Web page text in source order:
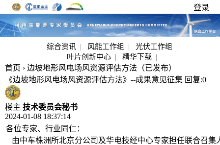
登录
综合资讯 | 风能工作组 | 光伏工作组
|
叶片创新中心 | 精华下载 |
首页 › 边坡地形风电场风资源评估方法（已发布）
《边坡地形风电场风资源评估方法》--成果意见征集 回复:0
楼主 技术委员会秘书
2024-01-08 18:37:14
各位专家、行业同仁：
由中车株洲所北京分公司及华电技经中心专家担任联合召